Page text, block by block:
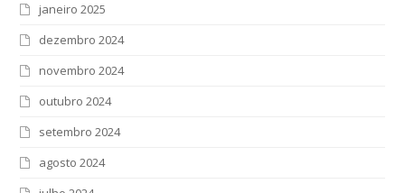
janeiro 2025
dezembro 2024
novembro 2024
outubro 2024
setembro 2024
agosto 2024